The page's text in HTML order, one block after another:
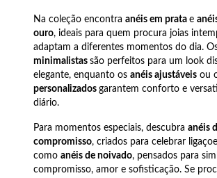
Pérolas
Na coleção encontra anéis em prata e
ouro, ideais para quem procura joias
adaptam a diferentes momentos do dia.
minimalistas são perfeitos para um look
elegante, enquanto os anéis ajustáveis ou
personalizados garantem conforto e
diário.
Para momentos especiais, descubra anéis
compromisso, criados para celebrar
como anéis de noivado, pensados para
compromisso, amor e sofisticação. Se